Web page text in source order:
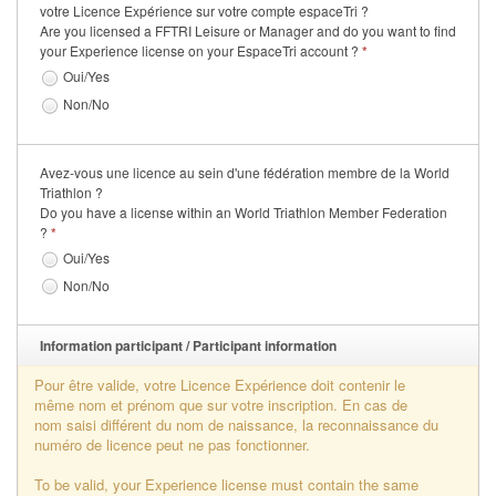
Se former
FAQ
Nous Contacter
votre Licence Expérience sur votre compte espaceTri ?
Are you licensed a FFTRI Leisure or Manager and do you want to find
your Experience license on your EspaceTri account ? *
Oui/Yes
Non/No
Avez-vous une licence au sein d'une fédération membre de la World
Triathlon ?
Do you have a license within an World Triathlon Member Federation
? *
Oui/Yes
Non/No
Information participant / Participant information
Pour être valide, votre Licence Expérience doit contenir le
même nom et prénom que sur votre inscription. En cas de
nom saisi différent du nom de naissance, la reconnaissance du
numéro de licence peut ne pas fonctionner.
To be valid, your Experience license must contain the same